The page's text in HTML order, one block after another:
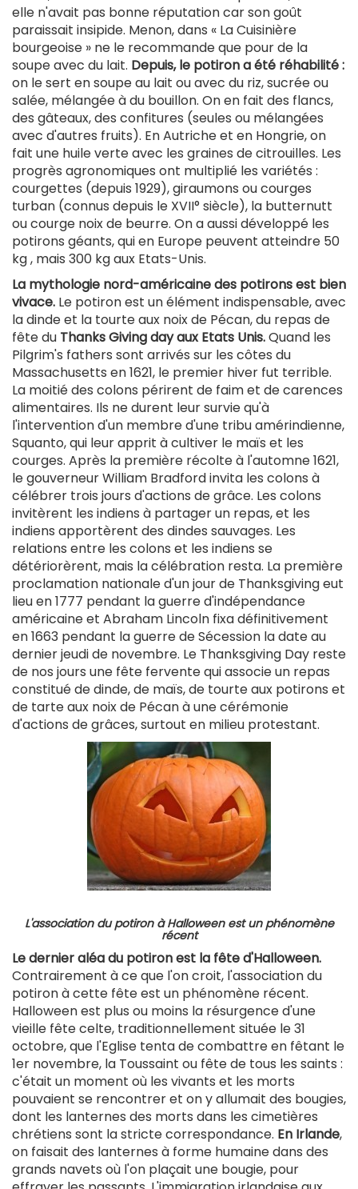
elle n'avait pas bonne réputation car son goût
paraissait insipide. Menon, dans « La Cuisinière
bourgeoise » ne le recommande que pour de la
soupe avec du lait. Depuis, le potiron a été réhabilité :
on le sert en soupe au lait ou avec du riz, sucrée ou
salée, mélangée à du bouillon. On en fait des flancs,
des gâteaux, des confitures (seules ou mélangées
avec d'autres fruits). En Autriche et en Hongrie, on
fait une huile verte avec les graines de citrouilles. Les
progrès agronomiques ont multiplié les variétés :
courgettes (depuis 1929), giraumons ou courges
turban (connus depuis le XVII° siècle), la butternutt
ou courge noix de beurre. On a aussi développé les
potirons géants, qui en Europe peuvent atteindre 50
kg , mais 300 kg aux Etats-Unis.
La mythologie nord-américaine des potirons est bien
vivace. Le potiron est un élément indispensable, avec
la dinde et la tourte aux noix de Pécan, du repas de
fête du Thanks Giving day aux Etats Unis.Quand les
Pilgrim's fathers sont arrivés sur les côtes du
Massachusetts en 1621, le premier hiver fut terrible.
La moitié des colons périrent de faim et de carences
alimentaires. Ils ne durent leur survie qu'à
l'intervention d'un membre d'une tribu amérindienne,
Squanto, qui leur apprit à cultiver le maïs et les
courges. Après la première récolte à l'automne 1621,
le gouverneur William Bradford invita les colons à
célébrer trois jours d'actions de grâce. Les colons
invitèrent les indiens à partager un repas, et les
indiens apportèrent des dindes sauvages. Les
relations entre les colons et les indiens se
détériorèrent, mais la célébration resta. La première
proclamation nationale d'un jour de Thanksgiving eut
lieu en 1777 pendant la guerre d'indépendance
américaine et Abraham Lincoln fixa définitivement
en 1663 pendant la guerre de Sécession la date au
dernier jeudi de novembre. Le Thanksgiving Day reste
de nos jours une fête fervente qui associe un repas
constitué de dinde, de maïs, de tourte aux potirons et
de tarte aux noix de Pécan à une cérémonie
d'actions de grâces, surtout en milieu protestant.
L'association du potiron à Halloween est un phénomène
récent
Le dernier aléa du potiron est la fête d'Halloween.
Contrairement à ce que l'on croit, l'association du
potiron à cette fête est un phénomène récent.
Halloween est plus ou moins la résurgence d'une
vieille fête celte, traditionnellement située le 31
octobre, que l'Eglise tenta de combattre en fêtant le
1er novembre, la Toussaint ou fête de tous les saints :
c'était un moment où les vivants et les morts
pouvaient se rencontrer et on y allumait des bougies,
dont les lanternes des morts dans les cimetières
chrétiens sont la stricte correspondance. En Irlande,
on faisait des lanternes à forme humaine dans des
grands navets où l'on plaçait une bougie, pour